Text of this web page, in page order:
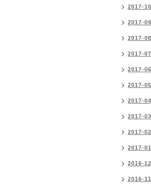
2017-10
2017-09
2017-08
2017-07
2017-06
2017-05
2017-04
2017-03
2017-02
2017-01
2016-12
2016-11